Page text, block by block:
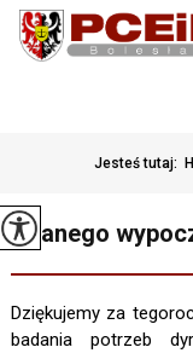
Jesteś tutaj:
Udanego
Dziękujemy za
badania potrzeb